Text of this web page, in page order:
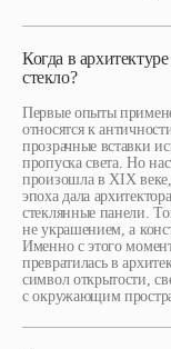
Когда в
стекло?
Первые опыты
относятся к
прозрачные вставки
пропуска света. Но
произошла в XIX веке,
эпоха дала
стеклянные панели.
не украшением, а
Именно с этого
превратилась в
символ открытости,
с окружающим